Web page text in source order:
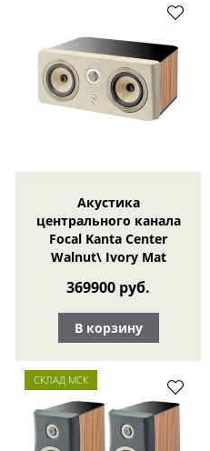
Акустика
центрального канала
Focal Kanta Center
Walnut\ Ivory Mat
369900 руб.
В корзину
СКЛАД МСК